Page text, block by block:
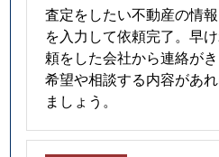
査定をしたい不動産の情
を入力して依頼完了。早
頼をした会社から連絡がき
希望や相談する内容があ
ましょう。